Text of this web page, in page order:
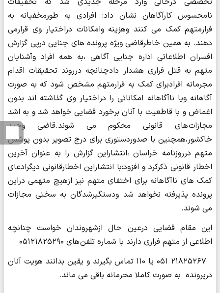
نامحسوس کارآگاهان نشان داد: افرادی به طورمخفیانه به
فرارمتهم کمک می کنند وهزینه وامکانات دراختیار وی قرارمی
دهند. به همین خاطرقاضی ویژه پرونده های جنایی درپی گزارش
افسران اطلاعاتی اداره جنایی آگاهی ،به همه افراد وآشنایان
متهم به قتل فراری هشدار دادچنانچه درروند تحقیقات اقدام
مجرمانه افرادبرای کمک به فرارمتهم مشخص شود که به صورت
آگاهانه ویا ناآگاهانه امکاناتی را دراختیار وی گذاشته اند بدون
اغماض و با قاطعیت با آنان برخورد قضایی خواهد شد و به اشد
مجازات های قانونی محکوم می شوند.قاضی وحید
خاکشور،همچنین با صدوردستوری برای درج تصویر بدون پوشش
متهم درروزنامه خراسان ،انتشاراین گزارش را به عنوان آخرین
اخطار قانونی ذکرکرد و افزود:با انتشاراین اخطارقانونی دیگرادعای
کمک های ناآگاهانه برای اختفای متهم نیز ازهیچ متهمی دراین
پرونده پذیرفته نخواهد شد ودستگیرشدگان به سختی مجازات
می شوند.
این مقام قضایی درعین حال ازشهروندان خواست چنانچه
اطلاعی از متهم فراری دارند با شماره تلفن های ۰۵۱۲۱۸۲۵۲۹۰
۲۱۸۲۵۲۶۷ ۰۵۱ یا ۱۱۰ تماس بگیرند و یقین بدانند هویت آنان
درپرونده به صورت کاملا محرمانه باقی می ماند.